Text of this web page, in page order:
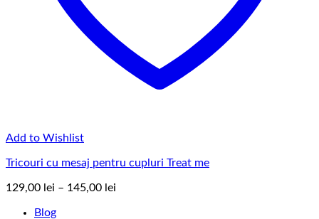
Add to Wishlist
Tricouri cu mesaj pentru cupluri Treat me
129,00 lei – 145,00 lei
Blog